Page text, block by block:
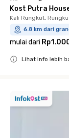
Kost Putra
Kali Rungkut,
6.8 km dari
mulai dari
Lihat info lebih